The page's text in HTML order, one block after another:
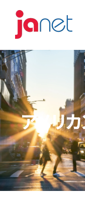
Skip
アメリ